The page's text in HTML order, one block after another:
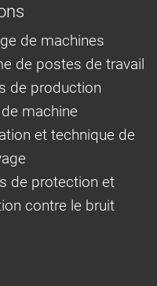
de machines
de postes de travail
de production
machine
et technique de
de protection et
contre le bruit